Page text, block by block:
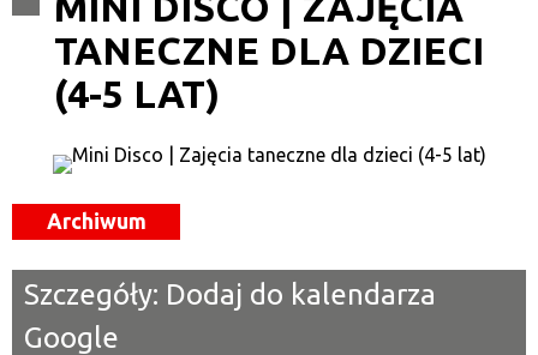
Kategoria
Trwające w zakresie
Promowane
TANECZNE DLA DZIECI
(4-5 LAT)
Archiwum
Szczegóły: Dodaj do kalendarza
Google